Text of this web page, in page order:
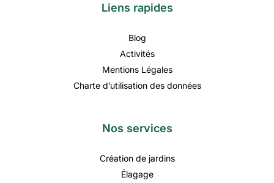
Liens rapides
Blog
Activités
Mentions Légales
Charte d’utilisation des données
Nos services
Création de jardins
Élagage